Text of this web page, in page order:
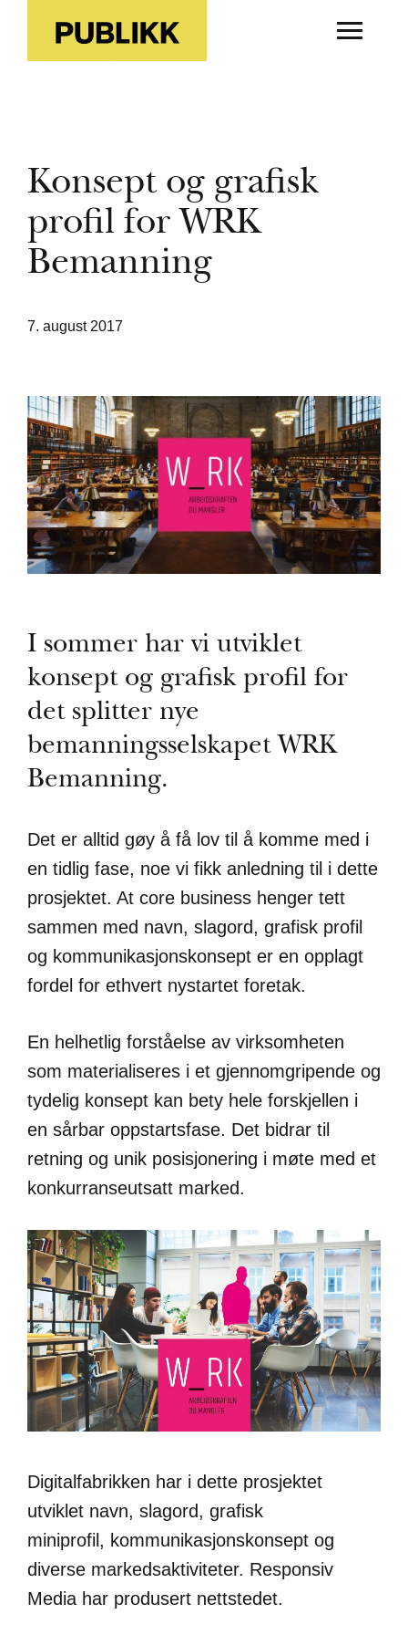
Konsept og grafisk
profil for WRK
Bemanning
7. august 2017
I sommer har vi utviklet
konsept og grafisk profil for
det splitter nye
bemanningsselskapet WRK
Bemanning.
Det er alltid gøy å få lov til å komme med i
en tidlig fase, noe vi fikk anledning til i dette
prosjektet. At core business henger tett
sammen med navn, slagord, grafisk profil
og kommunikasjonskonsept er en opplagt
fordel for ethvert nystartet foretak.
En helhetlig forståelse av virksomheten
som materialiseres i et gjennomgripende og
tydelig konsept kan bety hele forskjellen i
en sårbar oppstartsfase. Det bidrar til
retning og unik posisjonering i møte med et
konkurranseutsatt marked.
Digitalfabrikken har i dette prosjektet
utviklet navn, slagord, grafisk
miniprofil, kommunikasjonskonsept og
diverse markedsaktiviteter. Responsiv
Media har produsert nettstedet.